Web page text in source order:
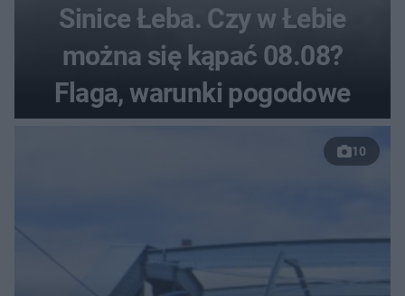
Sinice Łeba. Czy w Łebie
można się kąpać 08.08?
Flaga, warunki pogodowe
10